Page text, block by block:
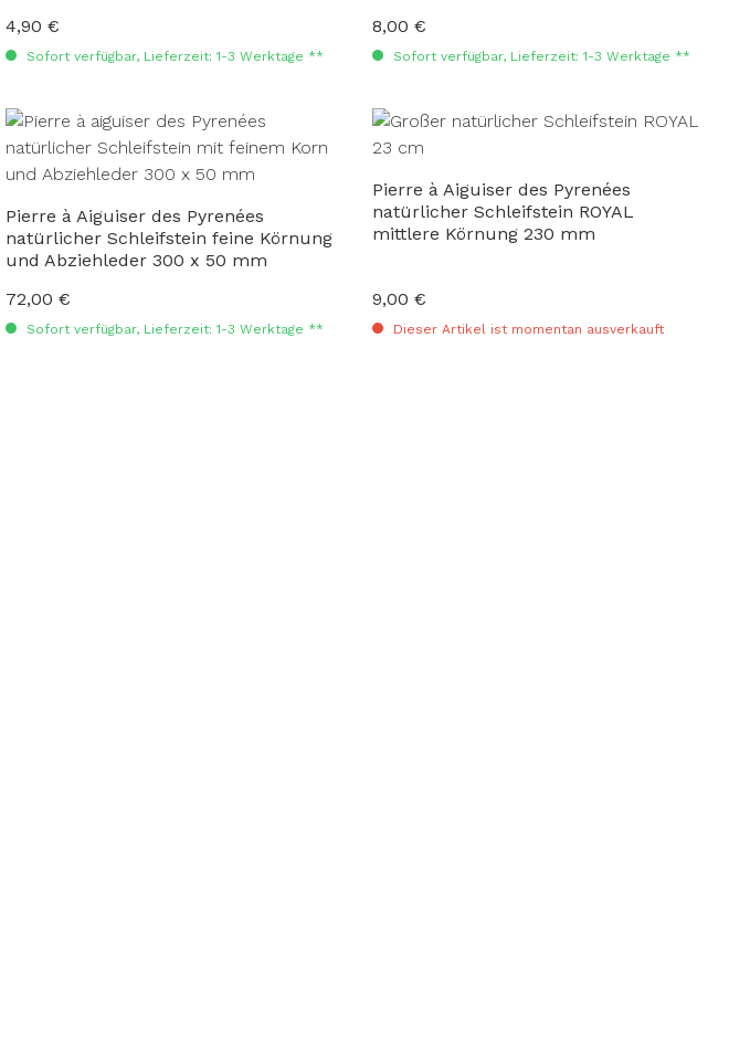
Regulärer Preis:
4,90 €
Sofort verfügbar, Lieferzeit: 1-3 Werktage **
Regulärer Preis:
8,00 €
Sofort verfügbar, Lieferzeit: 1-3 Werktage **
Pierre à Aiguiser des Pyrenées
natürlicher Schleifstein feine Körnung
und Abziehleder 300 x 50 mm
Regulärer Preis:
72,00 €
Sofort verfügbar, Lieferzeit: 1-3 Werktage **
Pierre à Aiguiser des Pyrenées
natürlicher Schleifstein ROYAL
mittlere Körnung 230 mm
Regulärer Preis:
9,00 €
Dieser Artikel ist momentan ausverkauft